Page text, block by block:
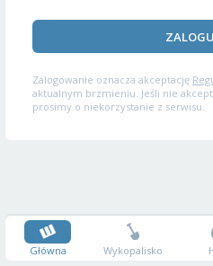
Zalogowanie oznacza akceptację
aktualnym brzmieniu. Jeśli nie
prosimy o niekorzystanie z serwisu.
Główna Wykopalisko